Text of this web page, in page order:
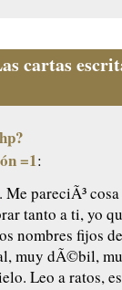
cartas
=1:
. Me pareciÃ³
tanto a ti, yo
nombres fijos
muy dÃ©bil,
Leo a ratos,